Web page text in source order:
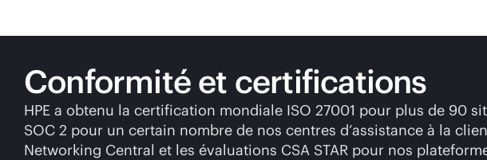
Conformité et certifications
HPE a obtenu la certification mondiale ISO 27001 pour plus de 90
SOC 2 pour un certain nombre de nos centres d’assistance à la
Networking Central et les évaluations CSA STAR pour nos